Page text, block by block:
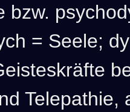
bzw.
= Seele;